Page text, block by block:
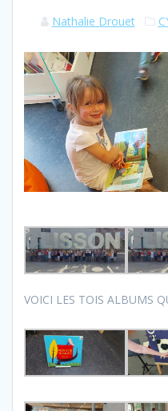
Nathalie Drouet
VOICI LES TOIS ALBUMS